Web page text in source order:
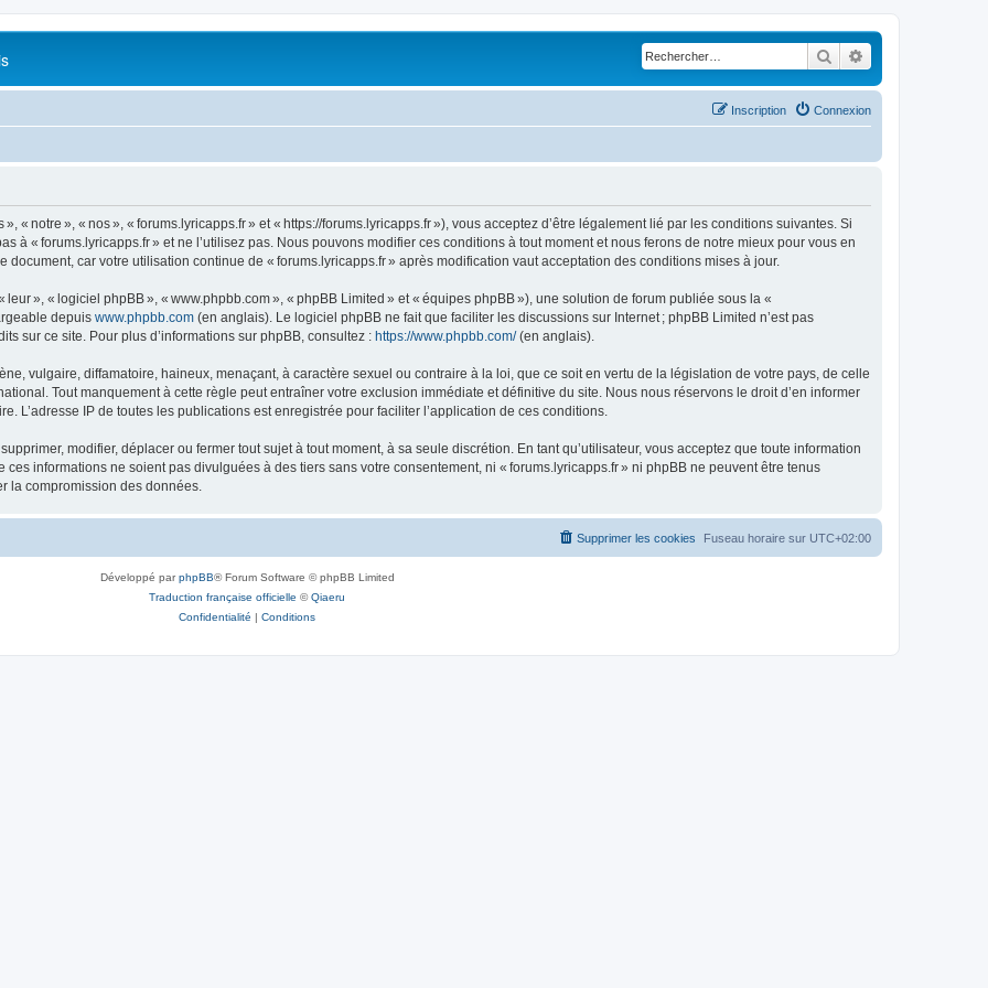
Rechercher
Connexion
Inscription
« notre », « nos », « forums.lyricapps.fr » et « https://forums.lyricapps.fr »), vous acceptez d’être légalement lié par les conditions suivantes. Si
à « forums.lyricapps.fr » et ne l’utilisez pas. Nous pouvons modifier ces conditions à tout moment et nous ferons de notre mieux pour vous en
car votre utilisation continue de « forums.lyricapps.fr » après modification vaut acceptation des conditions mises à jour.
», « logiciel phpBB », « www.phpbb.com », « phpBB Limited » et « équipes phpBB »), une solution de forum publiée sous la «
depuis www.phpbb.com (en anglais). Le logiciel phpBB ne fait que faciliter les discussions sur Internet ; phpBB Limited n’est pas
sur ce site. Pour plus d’informations sur phpBB, consultez : https://www.phpbb.com/(en anglais).
vulgaire, diffamatoire, haineux, menaçant, à caractère sexuel ou contraire à la loi, que ce soit en vertu de la législation de votre pays, de celle
Tout manquement à cette règle peut entraîner votre exclusion immédiate et définitive du site. Nous nous réservons le droit d’en informer
L’adresse IP de toutes les publications est enregistrée pour faciliter l’application de ces conditions.
modifier, déplacer ou fermer tout sujet à tout moment, à sa seule discrétion. En tant qu’utilisateur, vous acceptez que toute information
informations ne soient pas divulguées à des tiers sans votre consentement, ni « forums.lyricapps.fr » ni phpBB ne peuvent être tenus
la compromission des données.
Fuseau horaire sur UTC+02:00
Supprimer les cookies
Développé parphpBB® Forum Software © phpBB Limited
Traduction française officielle ©Qiaeru
Confidentialité | Conditions